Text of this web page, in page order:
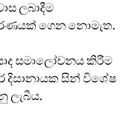
ලබාදීම
ගෙන නොමැත.
සමාලෝචනය කිරීම
දිසානායක සින් විශේෂ
ලැබීය.